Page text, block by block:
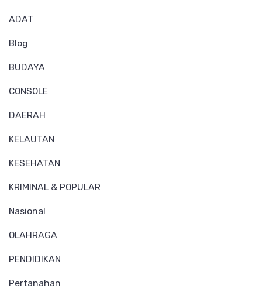
ADAT
Blog
BUDAYA
CONSOLE
DAERAH
KELAUTAN
KESEHATAN
KRIMINAL & POPULAR
Nasional
OLAHRAGA
PENDIDIKAN
Pertanahan